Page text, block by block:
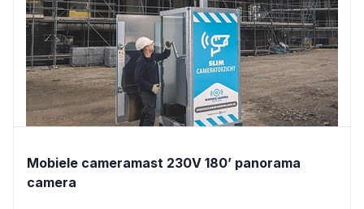
Mobiele cameramast 230V 180’ panorama
camera